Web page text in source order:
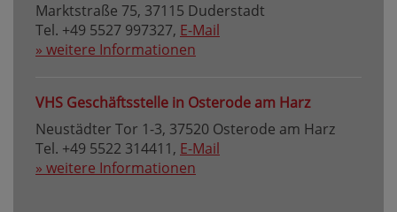
Marktstraße 75, 37115 Duderstadt
Tel. +49 5527 997327, E-Mail
» weitere Informationen
VHS Geschäftsstelle in Osterode am Harz
Neustädter Tor 1-3, 37520 Osterode am Harz
Tel. +49 5522 314411, E-Mail
» weitere Informationen